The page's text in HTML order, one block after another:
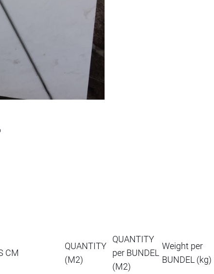
CM
QUANTITY
(M2)
QUANTITY
per BUNDEL
(M2)
Weight per
BUNDEL (kg)